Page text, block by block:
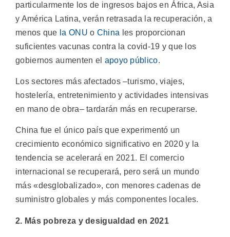
particularmente los de ingresos bajos en África, Asia
y América Latina, verán retrasada la recuperación, a
menos que la ONU o China les proporcionan
suficientes vacunas contra la covid-19 y que los
gobiernos aumenten el apoyo público.
Los sectores más afectados –turismo, viajes,
hostelería, entretenimiento y actividades intensivas
en mano de obra– tardarán más en recuperarse.
China fue el único país que experimentó un
crecimiento económico significativo en 2020 y la
tendencia se acelerará en 2021. El comercio
internacional se recuperará, pero será un mundo
más «desglobalizado», con menores cadenas de
suministro globales y más componentes locales.
2. Más pobreza y desigualdad en 2021